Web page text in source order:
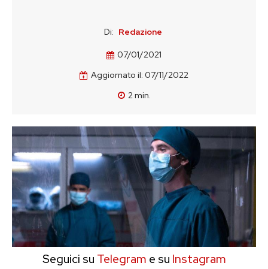
Di: Redazione
07/01/2021
Aggiornato il: 07/11/2022
2min.
Seguici su Telegram e su Instagram